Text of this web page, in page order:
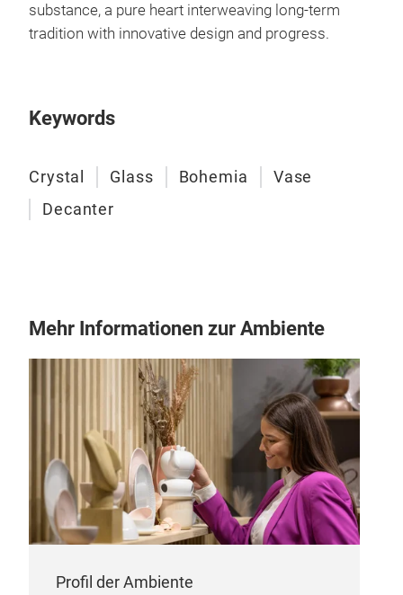
substance, a pure heart interweaving long-term
tradition with innovative design and progress.
Keywords
Crystal Glass Bohemia
Vase
Decanter
Mehr Informationen zur Ambiente
Profil der Ambiente